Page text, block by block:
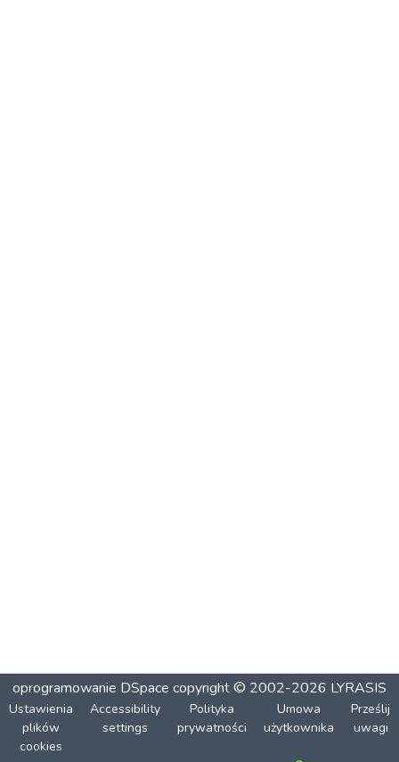
oprogramowanie DSpace copyright © 2002-2026 LYRASIS
Ustawienia
plików
cookies
Accessibility
settings
Polityka
prywatności
Umowa
użytkownika
Prześlij
uwagi